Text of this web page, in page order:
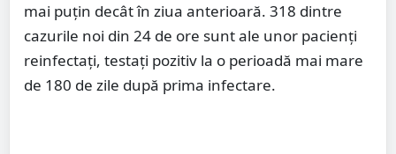
mai puțin decât în ziua anterioară. 318 dintre
cazurile noi din 24 de ore sunt ale unor pacienți
reinfectați, testați pozitiv la o perioadă mai mare
de 180 de zile după prima infectare.